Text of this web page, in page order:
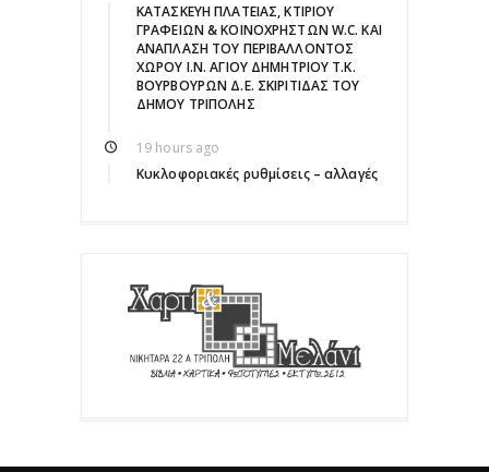
ΚΑΤΑΣΚΕΥΗ ΠΛΑΤΕΙΑΣ, ΚΤΙΡΙΟΥ
ΓΡΑΦΕΙΩΝ & ΚΟΙΝΟΧΡΗΣΤΩΝ W.C. ΚΑΙ
ΑΝΑΠΛΑΣΗ ΤΟΥ ΠΕΡΙΒΑΛΛΟΝΤΟΣ
ΧΩΡΟΥ Ι.Ν. ΑΓΙΟΥ ΔΗΜΗΤΡΙΟΥ Τ.Κ.
ΒΟΥΡΒΟΥΡΩΝ Δ.Ε. ΣΚΙΡΙΤΙΔΑΣ ΤΟΥ
ΔΗΜΟΥ ΤΡΙΠΟΛΗΣ
19 hours ago
Κυκλοφοριακές ρυθμίσεις – αλλαγές